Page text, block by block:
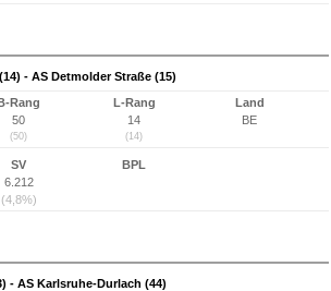
- AS Detmolder Straße (15)
B-Rang
50
(50)
L-Rang
14
(14)
Land
BE
SV
6.212
(4,8%)
BPL
- AS Karlsruhe-Durlach (44)